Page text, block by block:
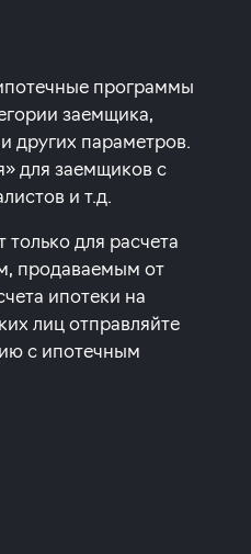
программы
заемщика,
других параметров.
для заемщиков с
и т.д.
только для расчета
продаваемым от
ипотеки на
лиц отправляйте
с ипотечным